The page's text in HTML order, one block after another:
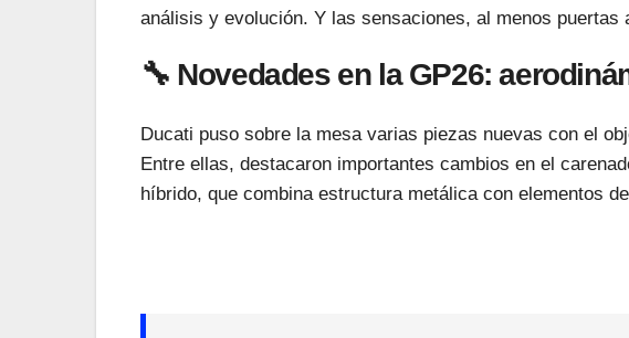
análisis y evolución. Y las sensaciones, al menos puertas
🔧 Novedades en la GP26:
Ducati puso sobre la mesa varias piezas nuevas con el
Entre ellas, destacaron importantes cambios en el
híbrido, que combina estructura metálica con elementos